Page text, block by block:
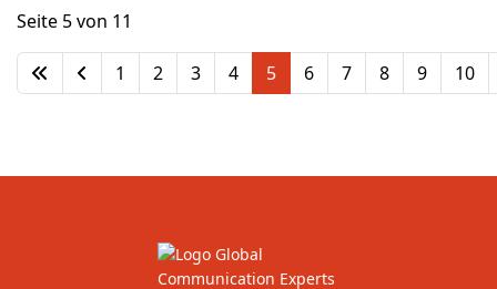
Seite 5 von 11
1 2 3 4 5 6 7 8 9 10